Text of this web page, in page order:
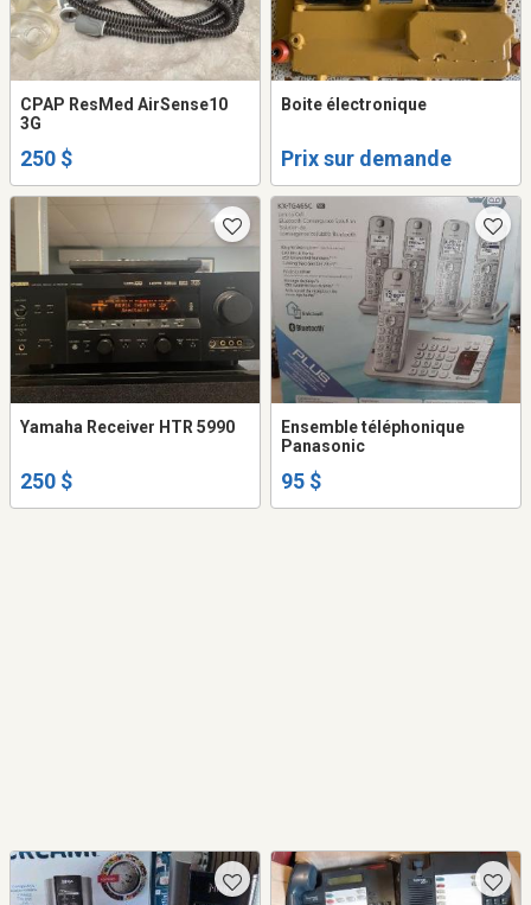
CPAP ResMed AirSense10
3G
250 $
Boite électronique
Prix sur demande
Yamaha Receiver HTR 5990
250 $
Ensemble téléphonique
Panasonic
95 $